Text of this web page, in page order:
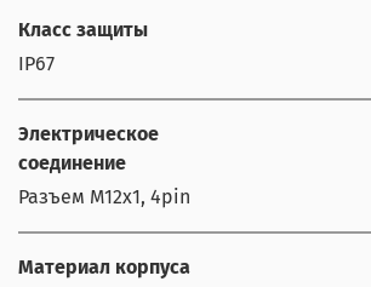
Класс защиты
IP67
Электрическое
соединение
Разъем M12x1, 4pin
Материал корпуса